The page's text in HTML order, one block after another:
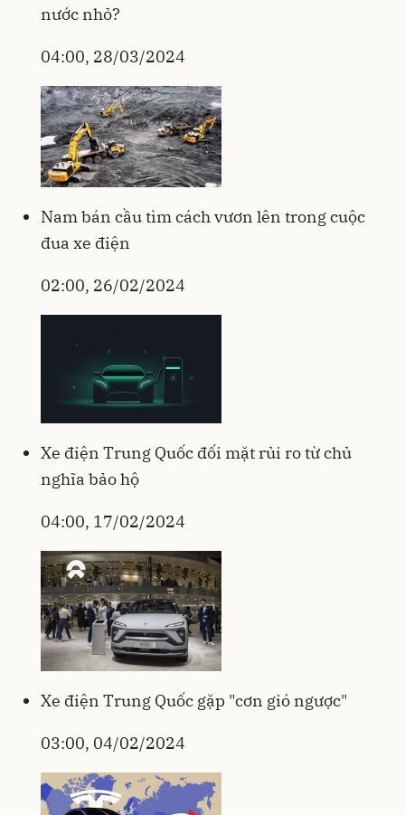
nước nhỏ?
04:00, 28/03/2024
Nam bán cầu tìm cách vươn lên trong cuộc
đua xe điện
02:00, 26/02/2024
Xe điện Trung Quốc đối mặt rủi ro từ chủ
nghĩa bảo hộ
04:00, 17/02/2024
Xe điện Trung Quốc gặp "cơn gió ngược"
03:00, 04/02/2024